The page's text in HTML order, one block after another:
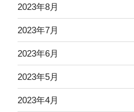
2023年8月
2023年7月
2023年6月
2023年5月
2023年4月